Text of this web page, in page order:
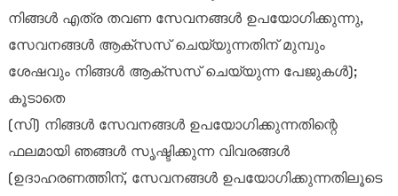
നിങ്ങൾ എത്ര തവണ സേവനങ്ങൾ ഉപയോഗിക്കുന്നു,
സേവനങ്ങൾ ആക്‌സസ് ചെയ്യുന്നതിന് മുമ്പും
ശേഷവും നിങ്ങൾ ആക്‌സസ് ചെയ്യുന്ന പേജുകൾ);
കൂടാതെ
(സി) നിങ്ങൾ സേവനങ്ങൾ ഉപയോഗിക്കുന്നതിന്റെ
ഫലമായി ഞങ്ങൾ സൃഷ്ടിക്കുന്ന വിവരങ്ങൾ
(ഉദാഹരണത്തിന്, സേവനങ്ങൾ ഉപയോഗിക്കുന്നതിലൂടെ